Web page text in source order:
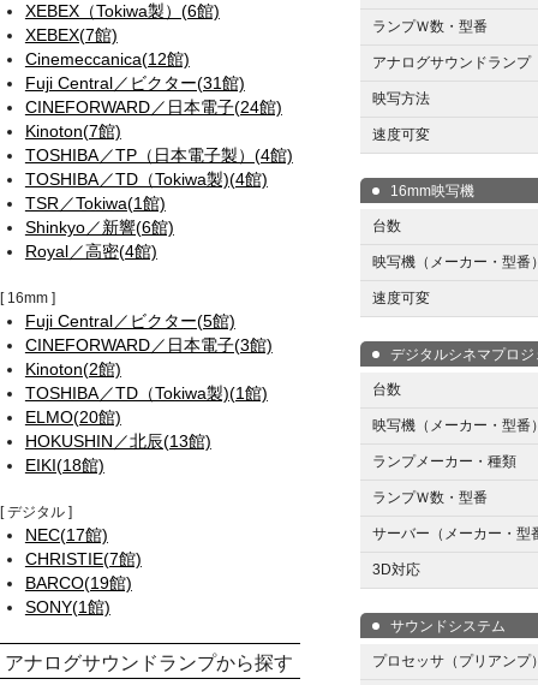
ランプＷ数・型番
アナログサウンドランプ
映写方法
速度可変
16mm映写機
台数
映写機（メーカー・型番
速度可変
デジタルシネマプロ
台数
映写機（メーカー・型番
ランプメーカー・種類
ランプＷ数・型番
サーバー（メーカー・型
3D対応
サウンドシステム
プロセッサ（プリアンプ
XEBEX（Tokiwa製）(6館)
XEBEX(7館)
Cinemeccanica(12館)
Fuji Central／ビクター(31館)
CINEFORWARD／日本電子(24館)
Kinoton(7館)
TOSHIBA／TP（日本電子製）(4館)
TOSHIBA／TD（Tokiwa製)(4館)
TSR／Tokiwa(1館)
Shinkyo／新響(6館)
Royal／高密(4館)
16mm
Fuji Central／ビクター(5館)
CINEFORWARD／日本電子(3館)
Kinoton(2館)
TOSHIBA／TD（Tokiwa製)(1館)
ELMO(20館)
HOKUSHIN／北辰(13館)
EIKI(18館)
デジタル
NEC(17館)
CHRISTIE(7館)
BARCO(19館)
SONY(1館)
アナログサウンドランプから探す